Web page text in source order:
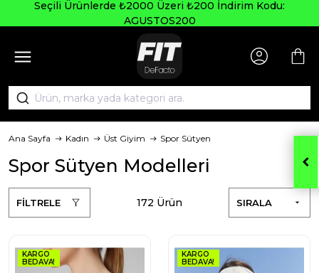
Seçili Ürünlerde ₺2000 Üzeri ₺200 İndirim Kodu:
AGUSTOS200
Ana Sayfa Kadın Üst Giyim Spor Sütyen
Spor Sütyen Modelleri
FİLTRELE SIRALA
172 Ürün
KARGO
BEDAVA!
KARGO
BEDAVA!